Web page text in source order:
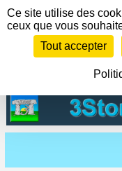
Panneau de gestion des
Ce site utilise des
ceux que vous
Tout accepter